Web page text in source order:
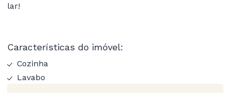
lar!
Características do imóvel:
Cozinha
Lavabo